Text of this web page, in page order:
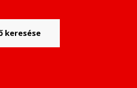
keresése